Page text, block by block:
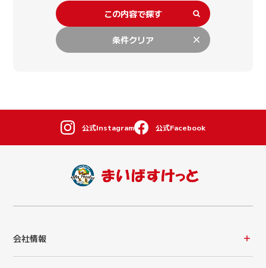
この内容で探す
条件クリア
公式Instagram 公式Facebook
会社情報